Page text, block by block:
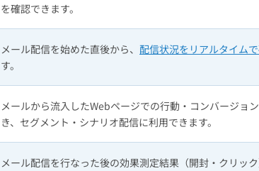
を確認できます。
メール配信を始めた直後から、 配信状況をリアルタイム
す。
メールから流入したWebページでの行動・コンバージョ
き、セグメント・シナリオ配信に利用できます。
メール配信を行なった後の効果測定結果（開封・クリッ